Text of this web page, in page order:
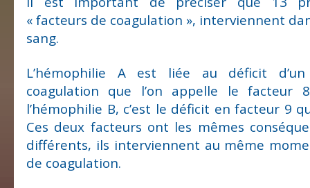
« facteurs de coagulation », interviennent
sang.
L’hémophilie A est liée au déficit
coagulation que l’on appelle le facteur
l’hémophilie B, c’est le déficit en facteur 9
Ces deux facteurs ont les mêmes
différents, ils interviennent au même
de coagulation.